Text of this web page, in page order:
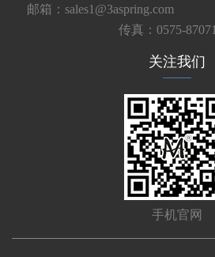
邮箱：sales1@3aspring.com
传真：0575-
关注我们
手机官网